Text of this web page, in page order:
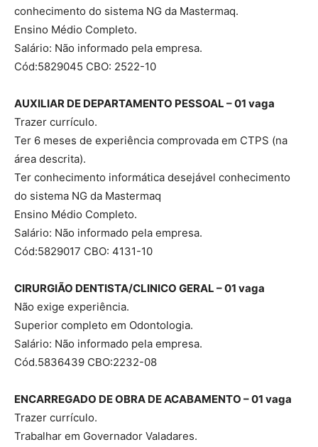
conhecimento do sistema NG da Mastermaq.
Ensino Médio Completo.
Salário: Não informado pela empresa.
Cód:5829045 CBO: 2522-10
AUXILIAR DE DEPARTAMENTO PESSOAL – 01 vaga
Trazer currículo.
Ter 6 meses de experiência comprovada em CTPS (na
área descrita).
Ter conhecimento informática desejável conhecimento
do sistema NG da Mastermaq
Ensino Médio Completo.
Salário: Não informado pela empresa.
Cód:5829017 CBO: 4131-10
CIRURGIÃO DENTISTA/CLINICO GERAL – 01 vaga
Não exige experiência.
Superior completo em Odontologia.
Salário: Não informado pela empresa.
Cód.5836439 CBO:2232-08
ENCARREGADO DE OBRA DE ACABAMENTO – 01 vaga
Trazer currículo.
Trabalhar em Governador Valadares.